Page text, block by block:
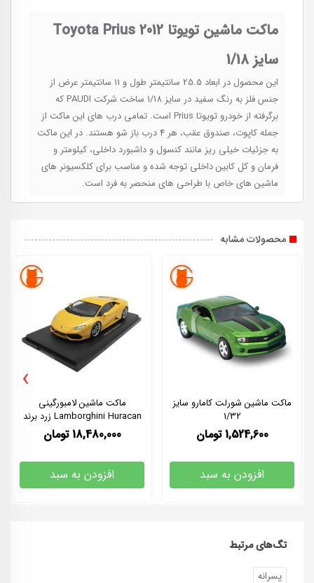
ماکت ماشین تویوتا Toyota Prius 2012
سایز 1/18
این محصول در ابعاد 25.5 سانتیمتر طول و 11 سانتیمتر عرض از
جنس فلز به رنگ سفید در سایز 1/18 ساخت شرکت PAUDI که
برگرفته از خودرو تویوتا Prius است. تمامی درب های این ماکت از
جمله کاپوت، صندوق عقب، هر 4 درب باز شو هستند. در این ماکت
به جزئیات خیلی ریز مانند کنسول و داشبورد داخلی، کیلومتر و
فرمان و کل کابین داخلی توجه شده و مناسب برای کلکسیونر های
ماشین های خاص با طراحی های منحصر به فرد است.
محصولات مشابه
ماکت ماشین شورلت کامارو سایز
1/32
1,524,600 تومان
افزودن به سبد
ماکت ماشین لامبورگینی
Lamborghini Huracan زرد برند
KYOSHO سایز 1/18
18,480,000 تومان
افزودن به سبد
›
تگ‌های مرتبط
پسرانه